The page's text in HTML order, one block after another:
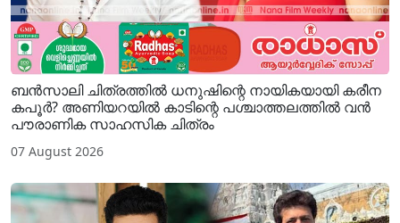
ബൻസാലി ചിത്രത്തിൽ ധനുഷിന്റെ നായികയായി കരീന
കപൂർ? അണിയറയിൽ കാടിന്റെ പശ്ചാത്തലത്തിൽ വൻ
പൗരാണിക സാഹസിക ചിത്രം
07 August 2026